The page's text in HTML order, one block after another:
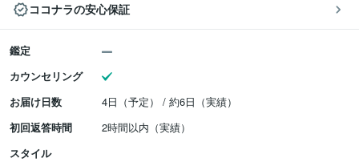
ココナラの安心保証
鑑定
カウンセリング
お届け日数
4日（予定） / 約6日（実績）
初回返答時間
2時間以内（実績）
スタイル